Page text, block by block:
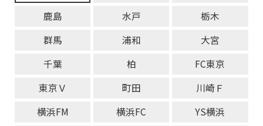
鹿島
水戸
栃木
群馬
浦和
大宮
千葉
柏
FC東京
東京Ｖ
町田
川崎Ｆ
横浜FM
横浜FC
YS横浜